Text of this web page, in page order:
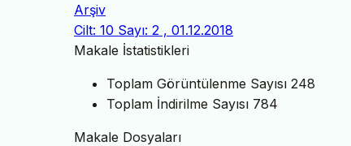
Arşiv
Cilt: 10 Sayı: 2 , 01.12.2018
Makale İstatistikleri
Toplam Görüntülenme Sayısı 248
Toplam İndirilme Sayısı 784
Makale Dosyaları